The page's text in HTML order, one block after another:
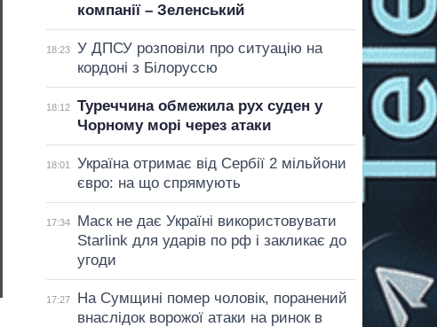
компанії – Зеленський
18:23
У ДПСУ розповіли про ситуацію на
кордоні з Білоруссю
18:12
Туреччина обмежила рух суден у
Чорному морі через атаки
18:01
Україна отримає від Сербії 2 мільйони
євро: на що спрямують
17:34
Маск не дає Україні використовувати
Starlink для ударів по рф і закликає до
угоди
17:27
На Сумщині помер чоловік, поранений
внаслідок ворожої атаки на ринок в